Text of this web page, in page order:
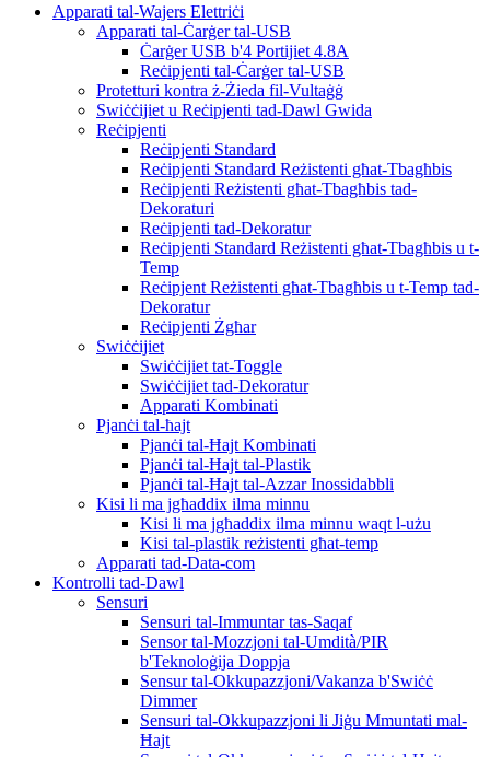
Apparati tal-Wajers Elettriċi
Apparati tal-Ċarġer tal-USB
Ċarġer USB b'4 Portijiet 4.8A
Reċipjenti tal-Ċarġer tal-USB
Protetturi kontra ż-Żieda fil-Vultaġġ
Swiċċijiet u Reċipjenti tad-Dawl Gwida
Reċipjenti
Reċipjenti Standard
Reċipjenti Standard Reżistenti għat-Tbagħbis
Reċipjenti Reżistenti għat-Tbagħbis tad-
Dekoraturi
Reċipjenti tad-Dekoratur
Reċipjenti Standard Reżistenti għat-Tbagħbis u t-
Temp
Reċipjent Reżistenti għat-Tbagħbis u t-Temp tad-
Dekoratur
Reċipjenti Żgħar
Swiċċijiet
Swiċċijiet tat-Toggle
Swiċċijiet tad-Dekoratur
Apparati Kombinati
Pjanċi tal-ħajt
Pjanċi tal-Ħajt Kombinati
Pjanċi tal-Ħajt tal-Plastik
Pjanċi tal-Ħajt tal-Azzar Inossidabbli
Kisi li ma jgħaddix ilma minnu
Kisi li ma jgħaddix ilma minnu waqt l-użu
Kisi tal-plastik reżistenti għat-temp
Apparati tad-Data-com
Kontrolli tad-Dawl
Sensuri
Sensuri tal-Immuntar tas-Saqaf
Sensor tal-Mozzjoni tal-Umdità/PIR
b'Teknoloġija Doppja
Sensur tal-Okkupazzjoni/Vakanza b'Swiċċ
Dimmer
Sensuri tal-Okkupazzjoni li Jiġu Mmuntati mal-
Ħajt